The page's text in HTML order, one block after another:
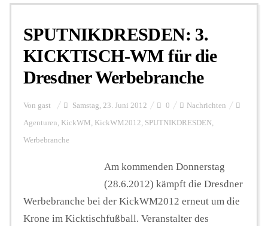
Personalien
Hintergrund
FUNKTURM-Beiträge
Podcast
Seminare
SPUTNIKDRESDEN: 3.
KICKTISCH-WM für die
Dresdner Werbebranche
Von gast Samstag, 23. Juni 2012 0 Nachrichten
Agenturen, KickWM, KickWM2012, SPUTNIKDRESDEN,
Werbebranche
Am kommenden Donnerstag
(28.6.2012) kämpft die Dresdner
Werbebranche bei der KickWM2012 erneut um die
Krone im Kicktischfußball. Veranstalter des